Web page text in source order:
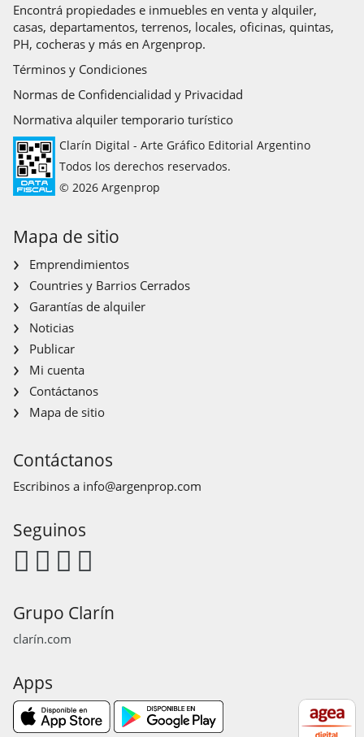
Encontrá propiedades e inmuebles en venta y alquiler,
casas, departamentos, terrenos, locales, oficinas, quintas,
PH, cocheras y más en Argenprop.
Términos y Condiciones
Normas de Confidencialidad y Privacidad
Normativa alquiler temporario turístico
Clarín Digital - Arte Gráfico Editorial Argentino
Todos los derechos reservados.
© 2026 Argenprop
Mapa de sitio
Emprendimientos
Countries y Barrios Cerrados
Garantías de alquiler
Noticias
Publicar
Mi cuenta
Contáctanos
Mapa de sitio
Contáctanos
Escribinos a info@argenprop.com
Seguinos
Grupo Clarín
clarín.com
Apps